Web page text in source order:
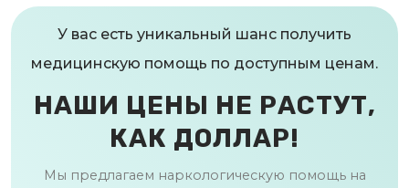
У вас есть уникальный шанс получить
медицинскую помощь по доступным ценам.
НАШИ ЦЕНЫ НЕ РАСТУТ,
КАК ДОЛЛАР!
Мы предлагаем наркологическую помощь на